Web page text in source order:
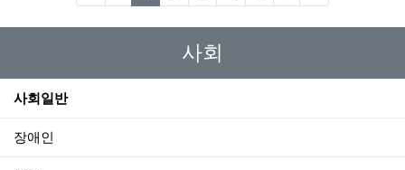
사회
사회일반
장애인